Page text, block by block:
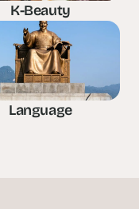
K-Beauty
Language